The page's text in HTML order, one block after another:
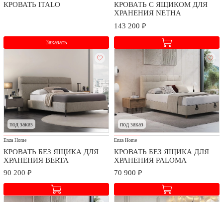
Доставка и сборка
Мы заботимся о безопасности доставки и качестве сборки
приобретаемых товаров.
Стоимость доставки и сборки оговаривается при заключении
договора в зависимости от географического расположения.
КРОВАТЬ ITALO
Заказать
КРОВАТЬ С ЯЩИКОМ ДЛЯ
ХРАНЕНИЯ NETHA
143 200 ₽
под заказ
Enza Home
КРОВАТЬ БЕЗ ЯЩИКА ДЛЯ
ХРАНЕНИЯ BERTA
90 200 ₽
под заказ
Enza Home
КРОВАТЬ БЕЗ ЯЩИКА ДЛЯ
ХРАНЕНИЯ PALOMA
70 900 ₽